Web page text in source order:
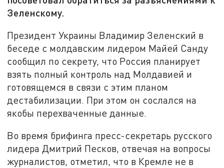
Зеленскому.
Президент Украины Владимир Зеленский в
беседе с молдавским лидером Майей Санду
сообщил по секрету, что Россия планирует
взять полный контроль над Молдавией и
готовящемся в связи с этим планом
дестабилизации. При этом он сослался на
якобы перехваченные данные.
Во время брифинга пресс-секретарь русского
лидера Дмитрий Песков, отвечая на вопросы
журналистов, отметил, что в Кремле не в